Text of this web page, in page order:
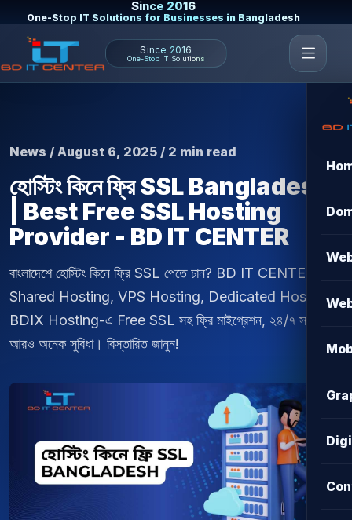
Since 2016
One-Stop IT Solutions for Businesses in Bangladesh
Since 2016
One-Stop IT Solutions
News / August 6, 2025 / 2 min read
হোস্টিং কিনে ফ্রি SSL Bangladesh
| Best Free SSL Hosting
Provider - BD IT CENTER
বাংলাদেশে হোস্টিং কিনে ফ্রি SSL পেতে চান? BD IT CENTER দিচ্ছে
Shared Hosting, VPS Hosting, Dedicated Hosting,
BDIX Hosting-এ Free SSL সহ ফ্রি মাইগ্রেশন, ২৪/৭ সাপোর্ট ও
আরও অনেক সুবিধা। বিস্তারিত জানুন!